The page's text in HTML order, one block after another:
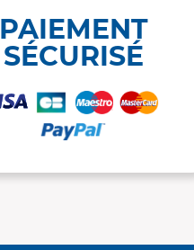
PAIEMENT
SÉCURISÉ